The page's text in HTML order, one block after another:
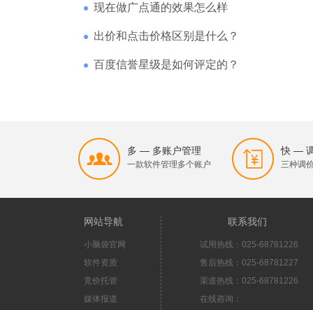
现在做广点通的效果怎么样
出价和点击价格区别是什么？
百度信誉星级是如何评定的？
多 — 多账户管理
一款软件管理多个账户
快 —
三种调
网站导航
小脑袋官网
软件资质
竞价托管
媒体报道
联系我们
试用热线：025-68781226
售后热线：025-68781227
渠道热线：025-68781226
在线咨询：